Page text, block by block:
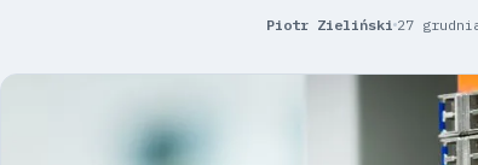
Piotr Zieliński 27